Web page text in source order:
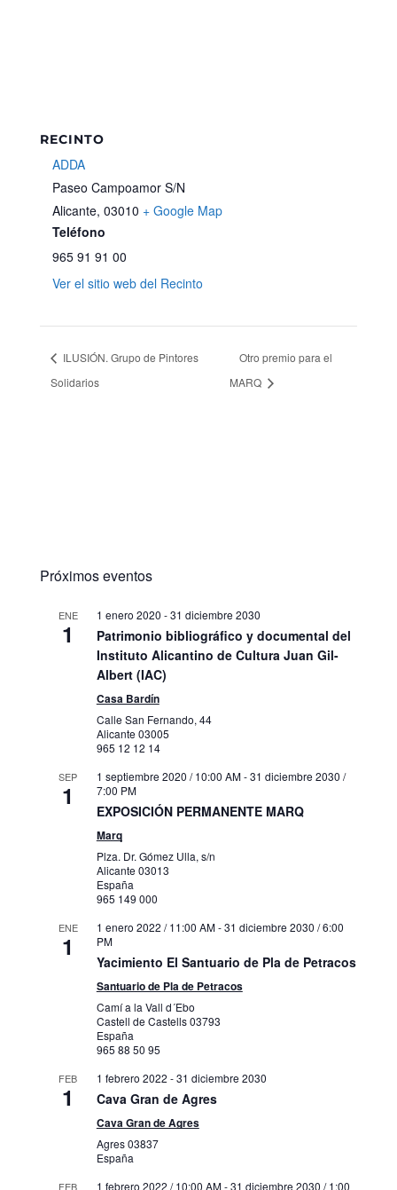
RECINTO
ADDA
Paseo Campoamor S/N
Alicante, 03010 + Google Map
Teléfono
965 91 91 00
Ver el sitio web del Recinto
ILUSIÓN. Grupo de Pintores
Solidarios
Otro premio para el
MARQ
Próximos eventos
ENE
1
1 enero 2020 -31 diciembre 2030
Patrimonio bibliográfico y documental del
Instituto Alicantino de Cultura Juan Gil-
Albert (IAC)
Casa Bardín
Calle San Fernando, 44
Alicante 03005
965 12 12 14
SEP
1
1 septiembre 2020 / 10:00 AM-31 diciembre 2030 /
7:00 PM
EXPOSICIÓN PERMANENTE MARQ
Marq
Plza. Dr. Gómez Ulla, s/n
Alicante 03013
España
965 149 000
ENE
1
1 enero 2022 / 11:00 AM-31 diciembre 2030 / 6:00
PM
Yacimiento El Santuario de Pla de Petracos
Santuario de Pla de Petracos
Camí a la Vall d´Ebo
Castell de Castells03793
España
965 88 50 95
FEB
1
1 febrero 2022 -31 diciembre 2030
Cava Gran de Agres
Cava Gran de Agres
Agres03837
España
FEB 1 febrero 2022 / 10:00 AM-31 diciembre 2030 / 1:00